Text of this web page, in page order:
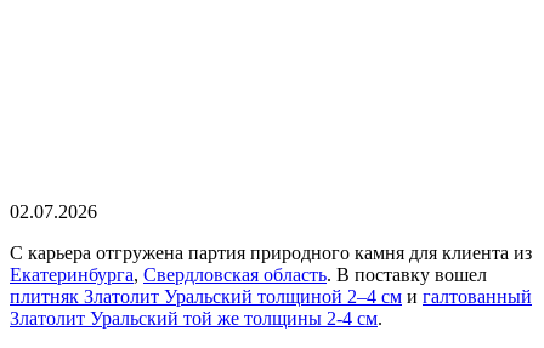
02.07.2026
С карьера отгружена партия природного камня для клиента из
Екатеринбурга, Свердловская область. В поставку вошел
плитняк Златолит Уральский толщиной 2–4 см и галтованный
Златолит Уральский той же толщины 2-4 см.